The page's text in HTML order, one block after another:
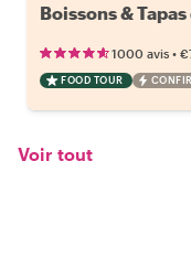
Boissons &
1000 avis •
FOOD TOUR
Voir tout